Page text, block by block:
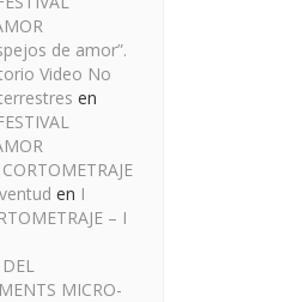
de amor”.
Video No
en
en I
– I
MICRO-